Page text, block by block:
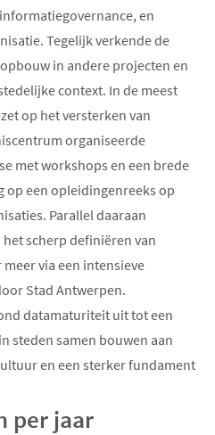
en
Tegelijk verkende de
in andere projecten en
context. In de meest
op het versterken van
organiseerde
met workshops en een brede
op een opleidingenreeks op
Parallel daaraan
scherp definiëren van
via een intensieve
Stad Antwerpen.
datamaturiteit uit tot een
steden samen bouwen aan
en een sterker fundament
per jaar